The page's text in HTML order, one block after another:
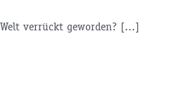
verrückt geworden? [...]